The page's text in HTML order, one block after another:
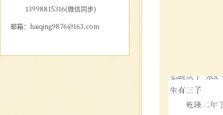
13998815316(微信同步)
邮箱：haiqing9876@163.com